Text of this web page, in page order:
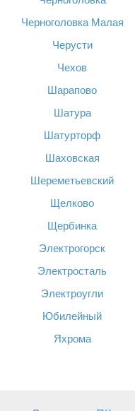
Черноголовка Малая
Черусти
Чехов
Шарапово
Шатура
Шатурторф
Шаховская
Шереметьевский
Щелково
Щербинка
Электрогорск
Электросталь
Электроугли
Юбилейный
Яхрома